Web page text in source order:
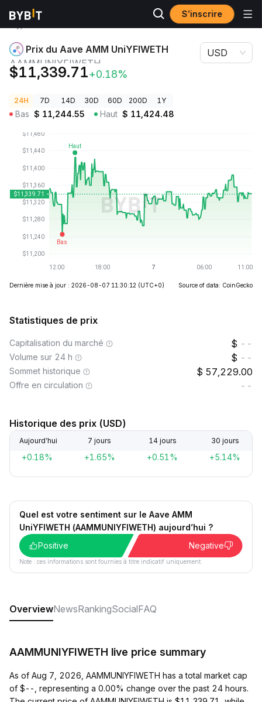
S’inscrire
Prix des
Prix du Aave AMM UniYFIWETH
Prix du Aave AMM UniYFIWETH
AAMMUNIYFIWETH
$11,339.71+0.18%
USD
24H 7D 14D 30D 60D 200D 1Y
Bas $ 11,244.55 Haut $ 11,424.48
Dernière mise à jour : 2026-08-07 11:30:12 (UTC+0) Source of data: CoinGecko
Statistiques de prix
Capitalisation du marché --
Volume sur 24 h --
Sommet historique 57,229.00
Offre en circulation --
Historique des prix (USD)
Aujourd’hui 7 jours 14 jours 30 jours
+0.18% +1.65% +0.51% +5.14%
Quel est votre sentiment sur le Aave AMM
UniYFIWETH (AAMMUNIYFIWETH) aujourd’hui ?
Positive
Negative
Note : ces informations sont fournies à titre indicatif uniquement.
OverviewNewsRankingSocialFAQ
AAMMUNIYFIWETH live price summary
As of Aug 7, 2026, AAMMUNIYFIWETH has a total market cap
of $--, representing a 0.00% change over the past 24 hours.